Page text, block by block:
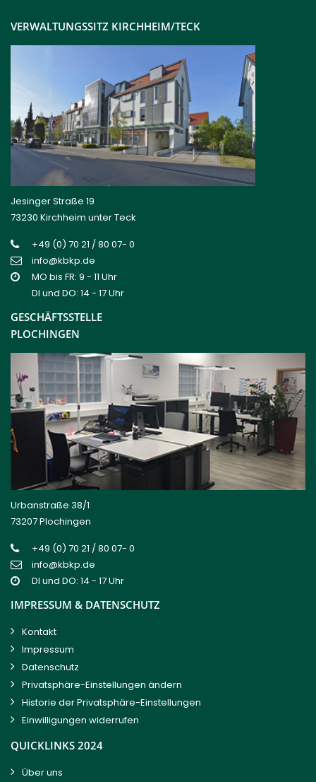
VERWALTUNGSSITZ KIRCHHEIM/TECK
Jesinger Straße 19
73230 Kirchheim unter Teck
+49 (0) 70 21 / 80 07- 0
info@kbkp.de
MO bis FR: 9 - 11 Uhr
DI und DO: 14 - 17 Uhr
GESCHÄFTSSTELLE
PLOCHINGEN
Urbanstraße 38/1
73207 Plochingen
+49 (0) 70 21 / 80 07- 0
info@kbkp.de
DI und DO: 14 - 17 Uhr
IMPRESSUM & DATENSCHUTZ
Kontakt
Impressum
Datenschutz
Privatsphäre-Einstellungen ändern
Historie der Privatsphäre-Einstellungen
Einwilligungen widerrufen
QUICKLINKS 2024
Über uns